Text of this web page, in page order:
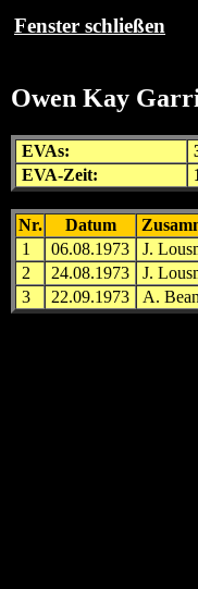
Fenster schließen
Owen Kay
EVAs:
EVA-Zeit:
Nr. Datum
1
06.08.1973 J.
2
24.08.1973 J.
3
22.09.1973 A. Bean